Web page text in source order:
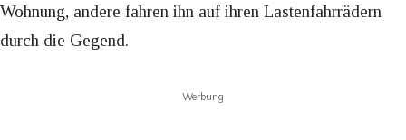
Wohnung, andere fahren ihn auf ihren Lastenfahrrädern
durch die Gegend.
Werbung